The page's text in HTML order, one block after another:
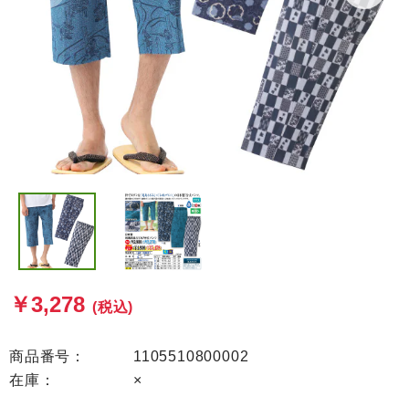
￥3,278 (税込)
商品番号：
1105510800002
在庫：
×